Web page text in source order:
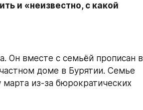
и «неизвестно, с какой
Он вместе с семьёй прописан в
из-за бюрократических